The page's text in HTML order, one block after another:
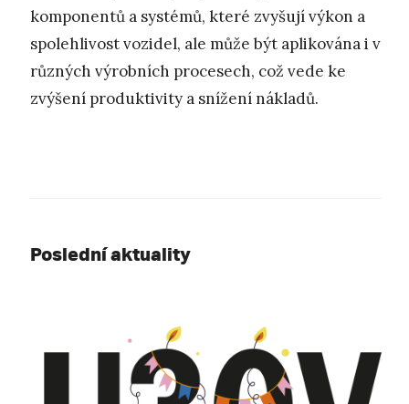
komponentů a systémů, které zvyšují výkon a
spolehlivost vozidel, ale může být aplikována i v
různých výrobních procesech, což vede ke
zvýšení produktivity a snížení nákladů.
Poslední aktuality